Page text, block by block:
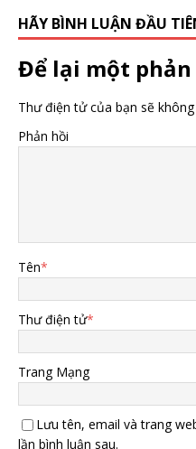
HÃY BÌNH LUẬN ĐẦU
Để lại một phản
Thư điện tử của bạn sẽ
Phản hồi
Tên*
Thư điện tử*
Trang Mạng
Lưu tên, email và trang
lần bình luận sau.